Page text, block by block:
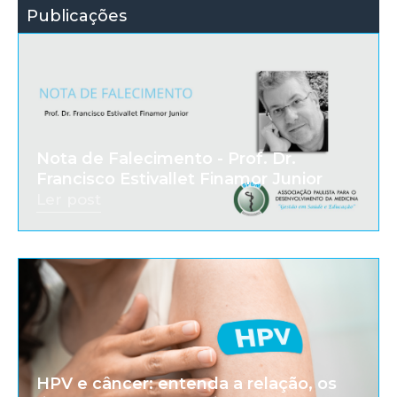
Publicações
Nota de Falecimento - Prof. Dr.
Francisco Estivallet Finamor Junior
HPV e câncer: entenda a relação, os